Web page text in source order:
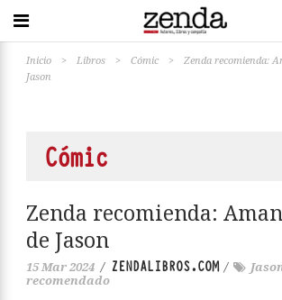
Inicio > Libros > Cómic >
Zenda recomienda:
Jason
Cómic
Zenda recomienda:
de Jason
15 Mar 2024 / ZENDALIBROS.COM/
recomendado